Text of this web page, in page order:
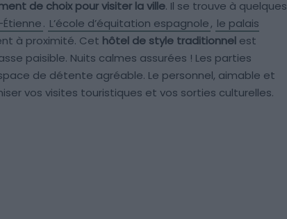
de choix pour visiter la ville. Il se trouve à quelques
. L’école d’équitation espagnole, le palais
à proximité. Cet hôtel de style traditionnel est
paisible. Nuits calmes assurées ! Les parties
de détente agréable. Le personnel, aimable et
vos visites touristiques et vos sorties culturelles.